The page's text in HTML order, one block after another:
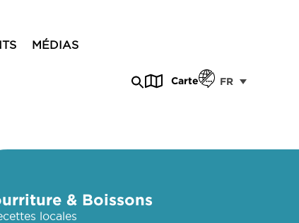
MÉDIAS
Carte FR
& Boissons
locales